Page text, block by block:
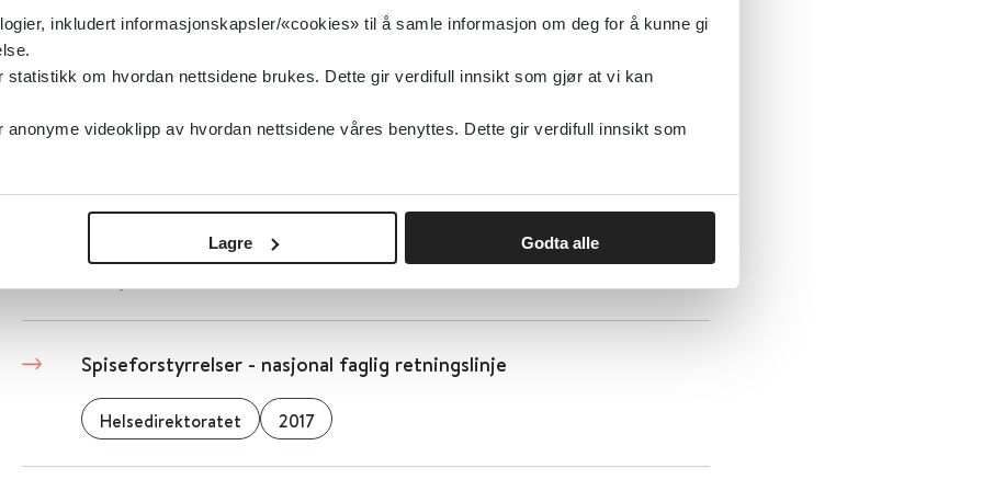
inkludert informasjonskapsler/«cookies» til å samle informasjon om deg for å kunne gi
statistikk om hvordan nettsidene brukes. Dette gir verdifull innsikt som gjør at vi kan
anonyme videoklipp av hvordan nettsidene våres benyttes. Dette gir verdifull innsikt som
Lagre Godta alle
Supported Employment for arbeidssøkere med bistandsbehov: En
Spiseforstyrrelser - nasjonal faglig retningslinje
Helsedirektoratet 2017